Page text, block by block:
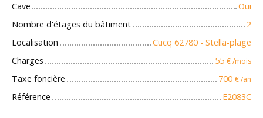
Cave
Oui
Nombre d'étages du bâtiment
2
Localisation
Cucq 62780 - Stella-plage
Charges
55 € /mois
Taxe foncière 700 € /an
Référence E2083C